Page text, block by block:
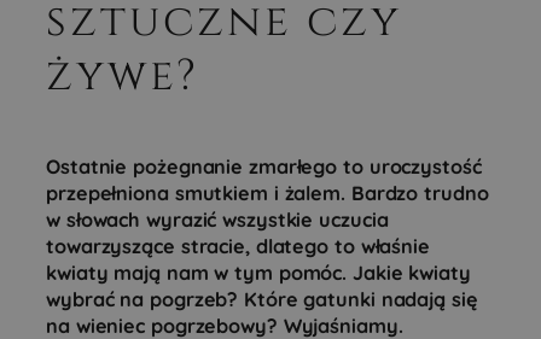
sztuczne czy
żywe?
Ostatnie pożegnanie zmarłego to uroczystość
przepełniona smutkiem i żalem. Bardzo trudno
w słowach wyrazić wszystkie uczucia
towarzyszące stracie, dlatego to właśnie
kwiaty mają nam w tym pomóc. Jakie kwiaty
wybrać na pogrzeb? Które gatunki nadają się
na wieniec pogrzebowy? Wyjaśniamy.